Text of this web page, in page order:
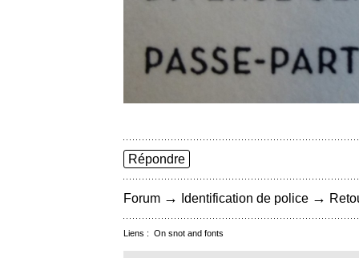
Répondre
Forum → Identification de police →
Liens : On snot and fonts